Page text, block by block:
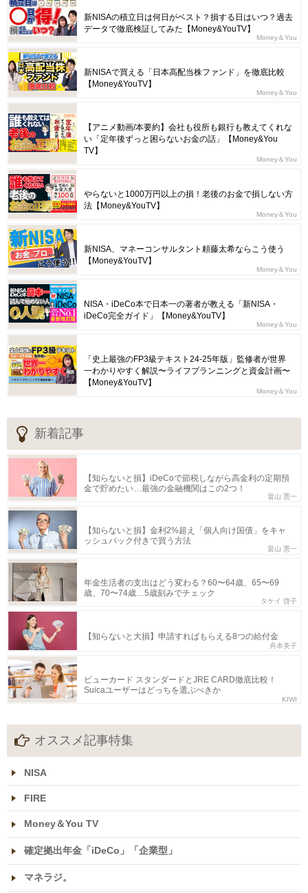
新NISAの積立日は何日がベスト？損する日はいつ？過去
データで徹底検証してみた【Money&YouTV】
Money＆You
新NISAで買える「日本高配当株ファンド」を徹底比較
【Money&YouTV】
Money＆You
【アニメ動画/本要約】会社も役所も銀行も教えてくれな
い「定年後ずっと困らないお金の話」【Money&You
TV】
Money＆You
やらないと1000万円以上の損！老後のお金で損しない方
法【Money&YouTV】
Money＆You
新NISA、マネーコンサルタント頼藤太希ならこう使う
【Money&YouTV】
Money＆You
NISA・iDeCo本で日本一の著者が教える「新NISA・
iDeCo完全ガイド」【Money&YouTV】
Money＆You
「史上最強のFP3級テキスト24-25年版」監修者が世界
一わかりやすく解説〜ライフプランニングと資金計画〜
【Money&YouTV】
Money＆You
新着記事
【知らないと損】iDeCoで節税しながら高金利の定期預
金で貯めたい…最強の金融機関はこの2つ！
畠山 憲一
【知らないと損】金利2%超え「個人向け国債」をキャ
ッシュバック付きで買う方法
畠山 憲一
年金生活者の支出はどう変わる？60〜64歳、65〜69
歳、70〜74歳…5歳刻みでチェック
タケイ 啓子
【知らないと大損】申請すればもらえる8つの給付金
舟本美子
ビューカード スタンダードとJRE CARD徹底比較！
Suicaユーザーはどっちを選ぶべきか
KIWI
オススメ記事特集
NISA
FIRE
Money＆You TV
確定拠出年金「iDeCo」「企業型」
マネラジ。